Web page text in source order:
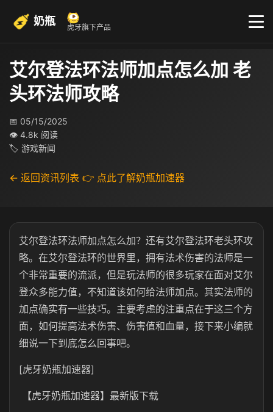
奶瓶 虎牙旗下产品
艾尔登法环法师加点怎么加 老
头环法师攻略
📅 05/15/2025
👁 4.8k 阅读
🏷 游戏新闻
← 返回资讯列表 👉 点此了解奶瓶加速器
艾尔登法环法师加点怎么加？还有艾尔登法环老头环攻
略。在艾尔登法环的世界里，拥有法术伤害的法师是一
个非常重要的流派，但是玩法师的很多玩家在面对艾尔
登众多能力值，不知道该如何给法师加点。其实法师的
加点确实有一些技巧。主要考虑的注重点在于这三个方
面，如何提高法术伤害、伤害值和血量，接下来小编就
细说一下到底怎么回事吧。
[虎牙奶瓶加速器]
【虎牙奶瓶加速器】最新版下载